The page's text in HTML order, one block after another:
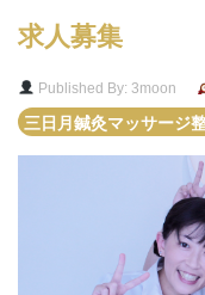
求人募集
Published By: 3moon
三日月鍼灸マッサージ